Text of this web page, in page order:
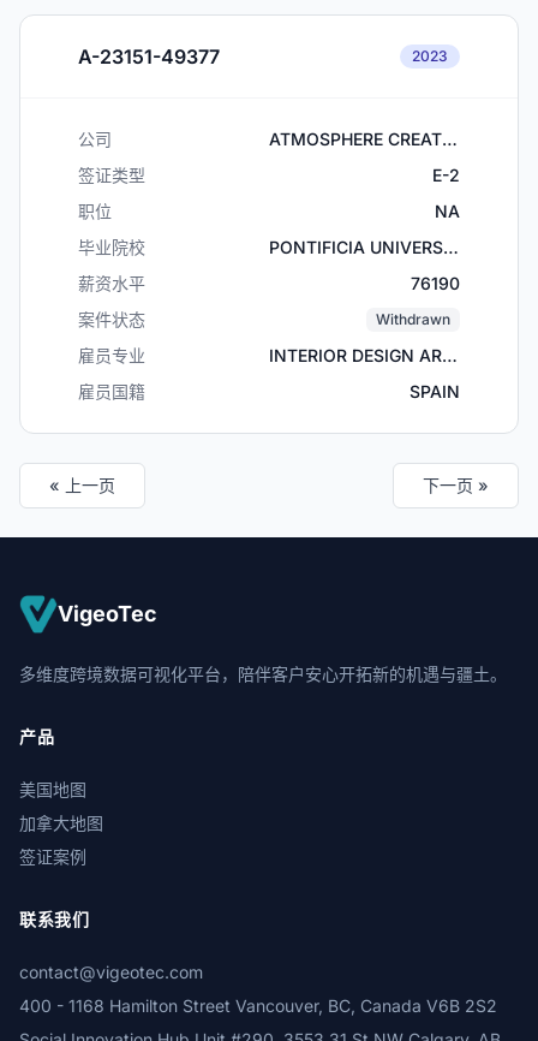
A-23151-49377 2023
公司
ATMOSPHERE CREATIONS INC.
签证类型
E-2
职位
NA
毕业院校
PONTIFICIA UNIVERSIDADE CATOLICA RIO DE JANEIRO
薪资水平
76190
案件状态
Withdrawn
雇员专业
INTERIOR DESIGN ARCHITECTURE
雇员国籍
SPAIN
« 上一页 下一页 »
VigeoTec
多维度跨境数据可视化平台，陪伴客户安心开拓新的机遇与疆土。
产品
美国地图
加拿大地图
签证案例
联系我们
contact@vigeotec.com
400 - 1168 Hamilton Street Vancouver, BC, Canada V6B 2S2